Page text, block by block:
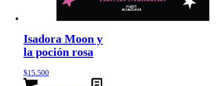
Isadora Moon y
la poción rosa
$15.500